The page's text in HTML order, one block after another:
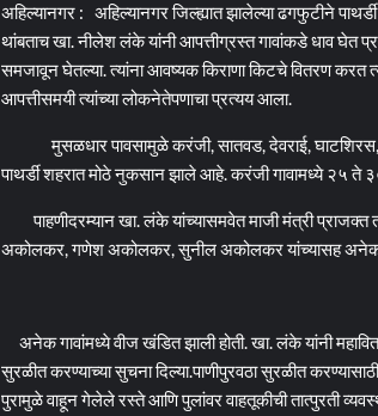
अहिल्यानगर : अहिल्यानगर जिल्ह्यात झालेल्या ढगफुटीने
थांबताच खा. नीलेश लंके यांनी आपत्तीग्रस्त गावांकडे धाव घेत
समजावून घेतल्या. त्यांना आवष्यक किराणा किटचे वितरण करत
आपत्तीसमयी त्यांच्या लोकनेतेपणाचा प्रत्यय आला.
मुसळधार पावसामुळे करंजी, सातवड, देवराई, घाटशिरस,
पाथर्डी शहरात मोठे नुकसान झाले आहे. करंजी गावामध्ये २५ ते
पाहणीदरम्यान खा. लंके यांच्यासमवेत माजी मंत्री
अकोलकर, गणेश अकोलकर, सुनील अकोलकर यांच्यासह अनेक
अनेक गावांमध्ये वीज खंडित झाली होती. खा. लंके यांनी
सुरळीत करण्याच्या सुचना दिल्या.पाणीपुरवठा सुरळीत
पुरामुळे वाहून गेलेले रस्ते आणि पुलांवर वाहतूकीची तात्पुरती